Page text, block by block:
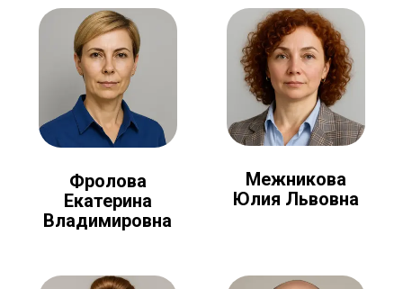
Фролова
Екатерина
Владимировна
Межникова
Юлия Львовна